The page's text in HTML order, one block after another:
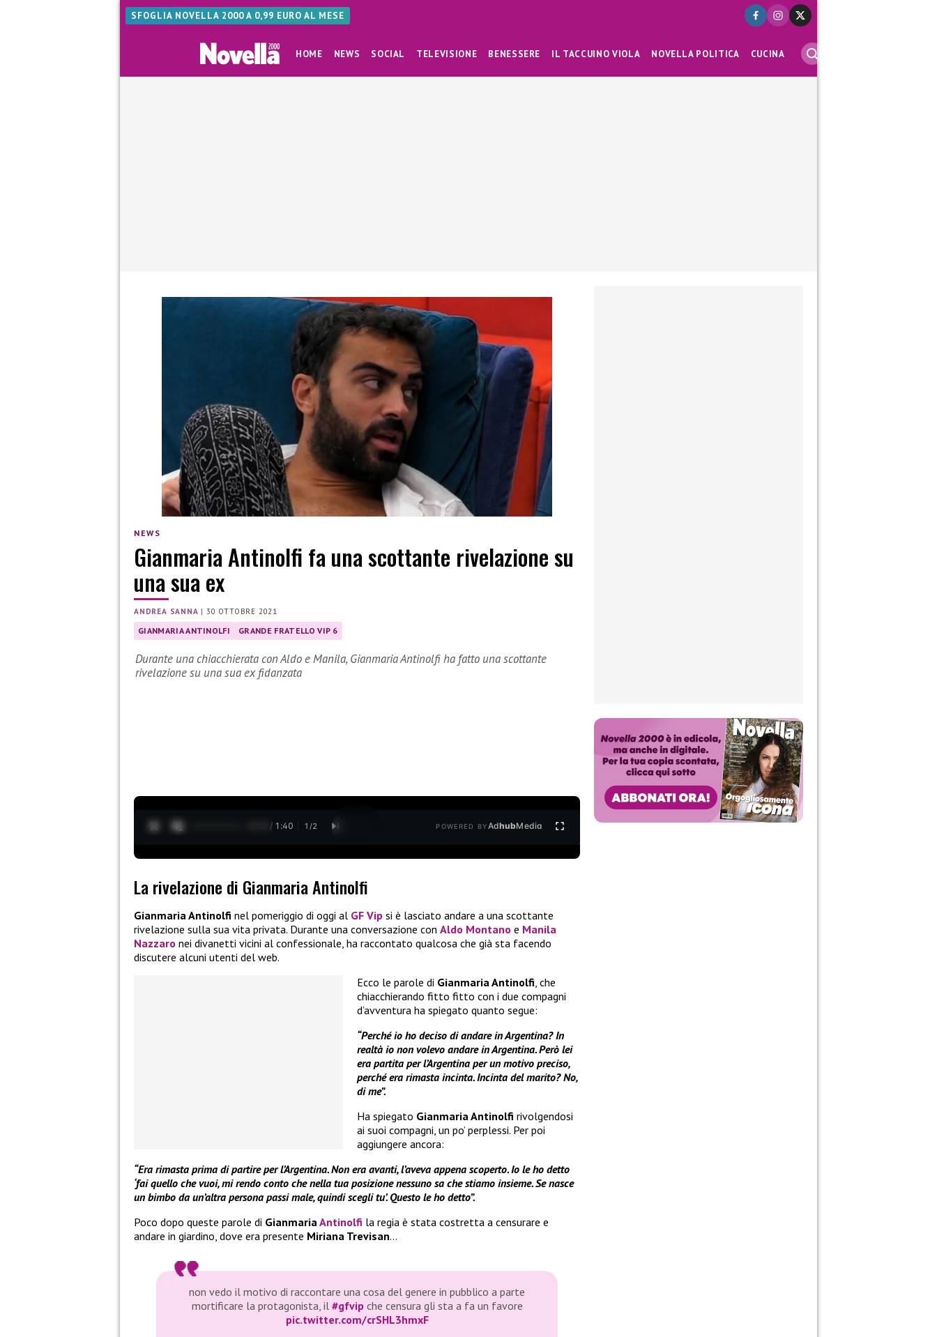
SFOGLIA NOVELLA 2000 A 0,99 EURO AL MESE
HOME NEWS SOCIAL TELEVISIONE BENESSERE IL TACCUINO VIOLA NOVELLA POLITICA CUCINA
NEWS
Gianmaria Antinolfi fa una scottante rivelazione su
una sua ex
ANDREA SANNA |30 OTTOBRE 2021
GIANMARIA ANTINOLFI GRANDE FRATELLO VIP 6
Durante una chiacchierata con Aldo e Manila, Gianmaria Antinolfi ha fatto una scottante
rivelazione su una sua ex fidanzata
0:13 / 1:40 1 /2 POWERED BYAdhubMedia
La rivelazione di Gianmaria Antinolfi
Gianmaria Antinolfi nel pomeriggio di oggi al GF Vip si è lasciato andare a una scottante
rivelazione sulla sua vita privata. Durante una conversazione con Aldo Montano e Manila
Nazzaro nei divanetti vicini al confessionale, ha raccontato qualcosa che già sta facendo
discutere alcuni utenti del web.
Ecco le parole di Gianmaria Antinolfi, che
chiacchierando fitto fitto con i due compagni
d’avventura ha spiegato quanto segue:
“Perché io ho deciso di andare in Argentina? In
realtà io non volevo andare in Argentina. Però lei
era partita per l’Argentina per un motivo preciso,
perché era rimasta incinta. Incinta del marito? No,
di me”.
Ha spiegato Gianmaria Antinolfi rivolgendosi
ai suoi compagni, un po’ perplessi. Per poi
aggiungere ancora:
“Era rimasta prima di partire per l’Argentina. Non era avanti, l’aveva appena scoperto. Io le ho detto
‘fai quello che vuoi, mi rendo conto che nella tua posizione nessuno sa che stiamo insieme. Se nasce
un bimbo da un’altra persona passi male, quindi scegli tu’. Questo le ho detto”.
Poco dopo queste parole di GianmariaAntinolfi la regia è stata costretta a censurare e
andare in giardino, dove era presente Miriana Trevisan…
non vedo il motivo di raccontare una cosa del genere in pubblico a parte
mortificare la protagonista, il #gfvipche censura gli sta a fa un favore
pic.twitter.com/crSHL3hmxF